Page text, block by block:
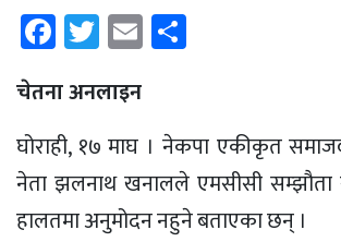
Facebook
Twitter
Email
चेतना अनलाइन
घोराही, १७ माघ । नेकपा एकीकृत
नेता झलनाथ खनालले एमसीसी
हालतमा अनुमोदन नहुने बताएका छन् ।